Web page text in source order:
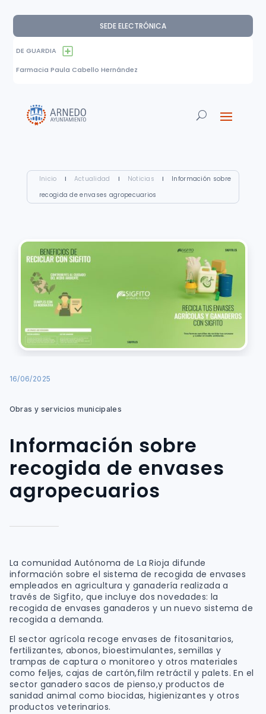
SEDE ELECTRÓNICA
DE GUARDIA
Farmacia Paula Cabello Hernández
Inicio I Actualidad I Noticias I
Información sobre
recogida de envases agropecuarios
16/06/2025
Obras y servicios municipales
Información sobre
recogida de envases
agropecuarios
La comunidad Autónoma de La Rioja difunde
información sobre el sistema de recogida de envases
empleados en agricultura y ganadería realizada a
través de Sigfito, que incluye dos novedades: la
recogida de envases ganaderos y un nuevo sistema de
recogida a demanda.
El sector agrícola recoge envases de fitosanitarios,
fertilizantes, abonos, bioestimulantes, semillas y
trampas de captura o monitoreo y otros materiales
como feljes, cajas de cartón,film retráctil y palets. En el
sector ganadero sacos de pienso,y productos de
sanidad animal como biocidas, higienizantes y otros
productos veterinarios.